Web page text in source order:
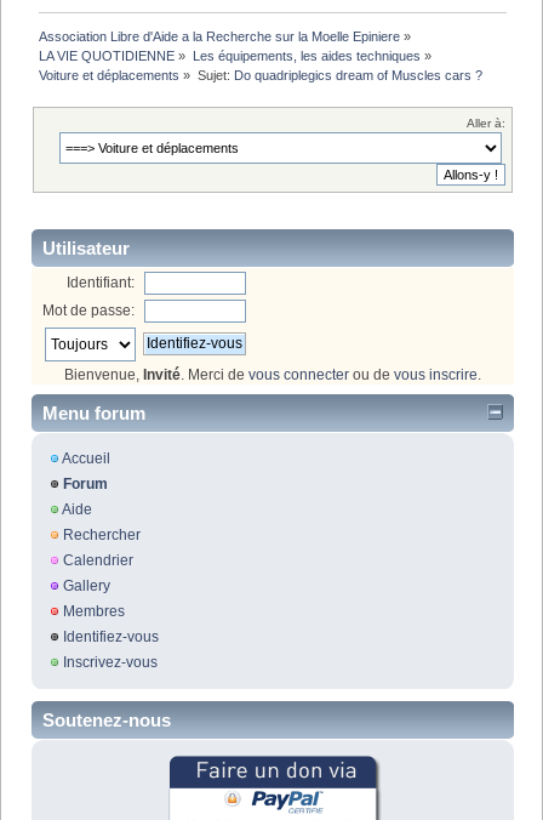
Association Libre d'Aide a la Recherche sur la Moelle Epiniere »
LA VIE QUOTIDIENNE » Les équipements, les aides techniques »
Voiture et déplacements » Sujet: Do quadriplegics dream of Muscles cars ?
Aller à:
Utilisateur
Identifiant:
Mot de passe:
Bienvenue, Invité . Merci de vous connecter ou de vous inscrire
Menu forum
Accueil
Forum
Aide
Rechercher
Calendrier
Gallery
Membres
Identifiez-vous
Inscrivez-vous
Soutenez-nous